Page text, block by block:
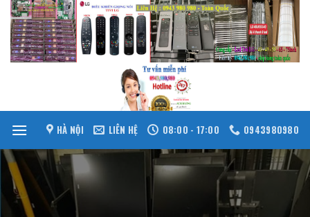
Skip
content
HÀ NỘI LIÊN HỆ 08:00 - 17:00 0943980980